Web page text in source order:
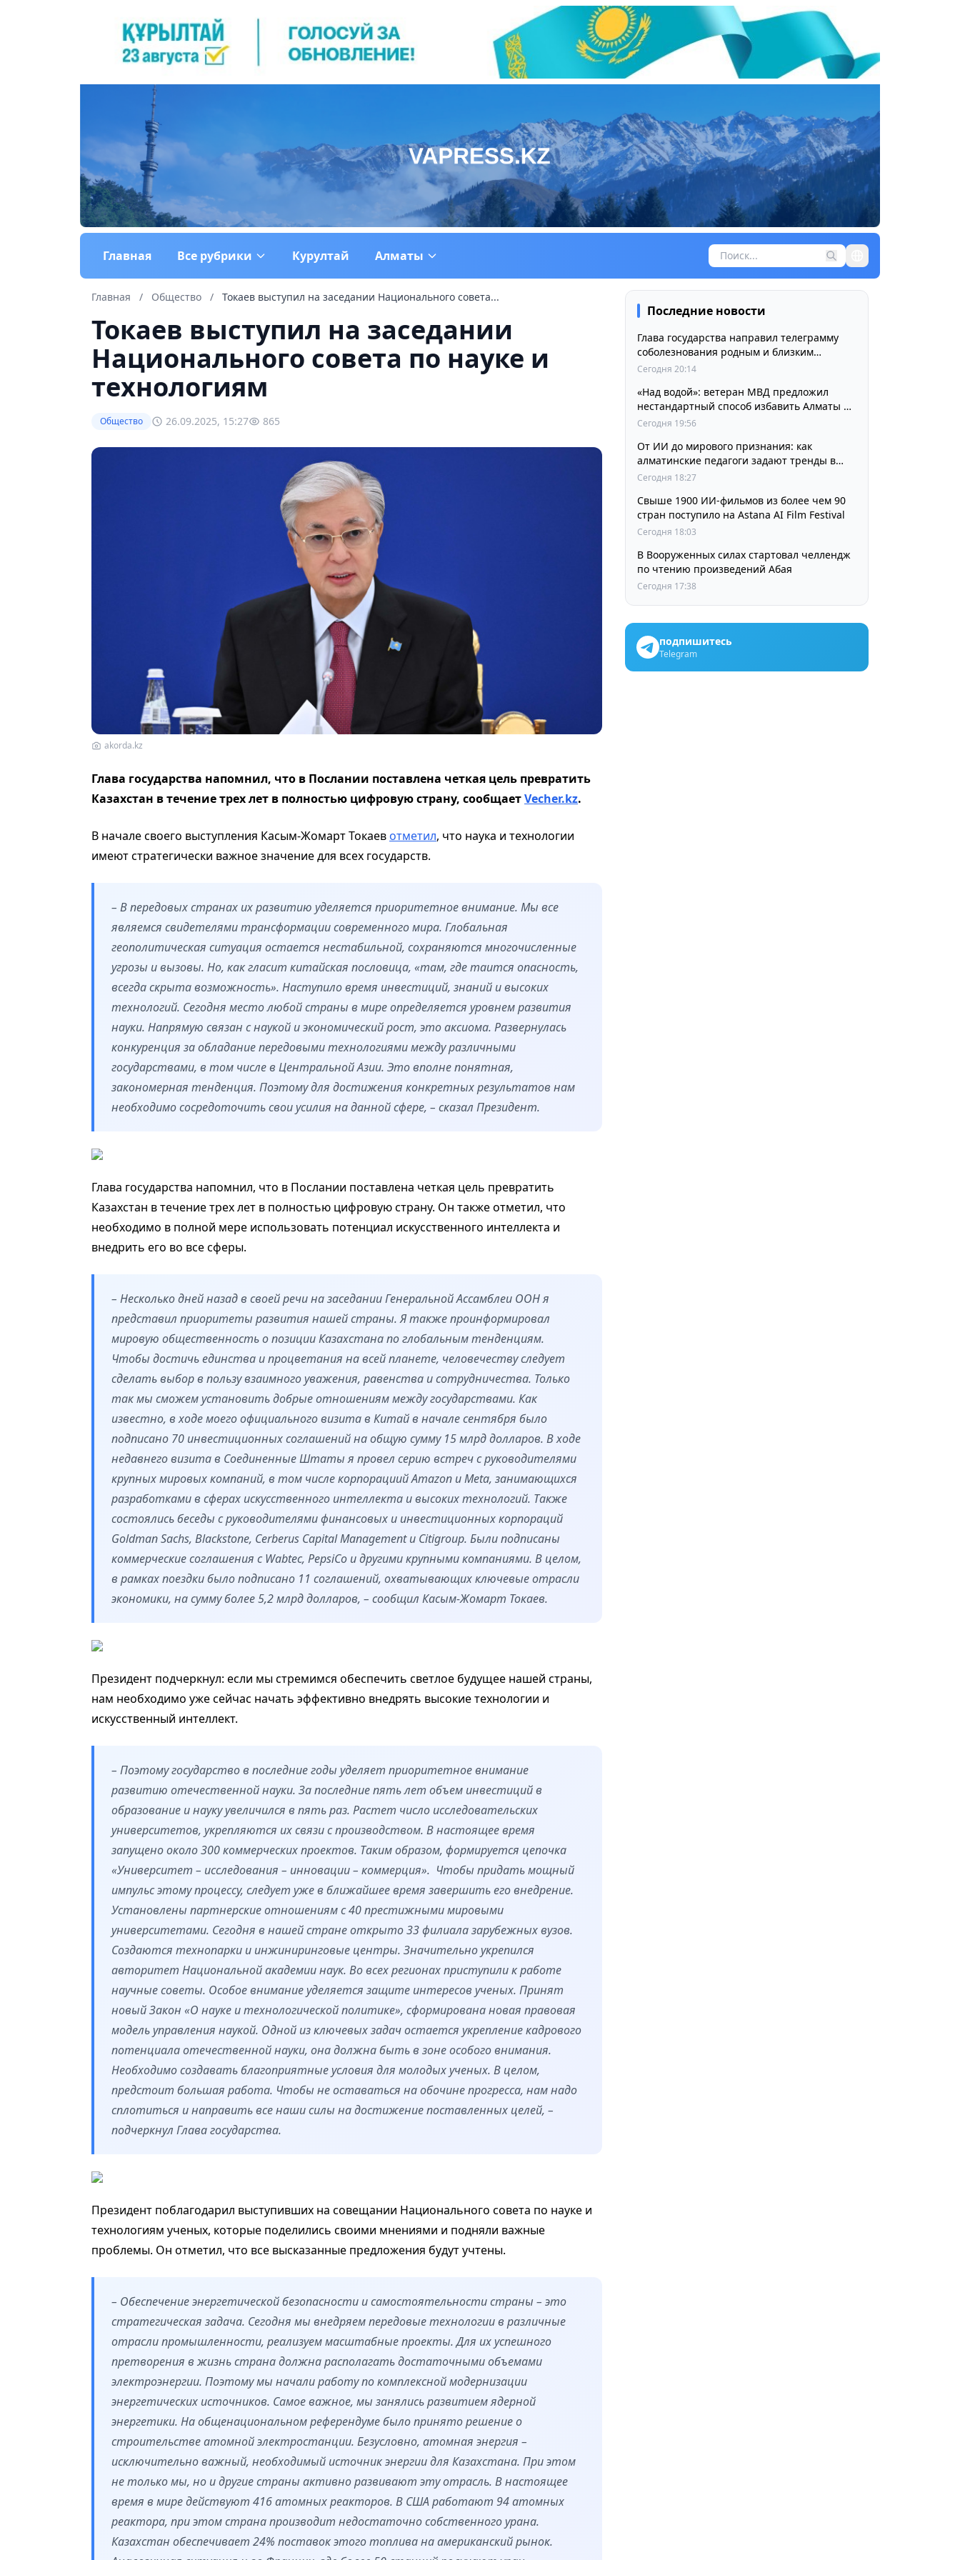
Главная Все рубрики Курултай Алматы
Главная / Общество / Токаев выступил на заседании Национального совета...
Токаев выступил на заседании
Национального совета по науке и
технологиям
Общество 26.09.2025, 15:27 865
akorda.kz
Глава государства напомнил, что в Послании поставлена четкая цель превратить
Казахстан в течение трех лет в полностью цифровую страну, сообщаетVecher.kz.
В начале своего выступления Касым-Жомарт Токаев отметил, что наука и технологии
имеют стратегически важное значение для всех государств.
– В передовых странах их развитию уделяется приоритетное внимание. Мы все
являемся свидетелями трансформации современного мира. Глобальная
геополитическая ситуация остается нестабильной, сохраняются многочисленные
угрозы и вызовы. Но, как гласит китайская пословица, «там, где таится опасность,
всегда скрыта возможность». Наступило время инвестиций, знаний и высоких
технологий. Сегодня место любой страны в мире определяется уровнем развития
науки. Напрямую связан с наукой и экономический рост, это аксиома. Развернулась
конкуренция за обладание передовыми технологиями между различными
государствами, в том числе в Центральной Азии. Это вполне понятная,
закономерная тенденция. Поэтому для достижения конкретных результатов нам
необходимо сосредоточить свои усилия на данной сфере, – сказал Президент.
Глава государства напомнил, что в Послании поставлена четкая цель превратить
Казахстан в течение трех лет в полностью цифровую страну. Он также отметил, что
необходимо в полной мере использовать потенциал искусственного интеллекта и
внедрить его во все сферы.
– Несколько дней назад в своей речи на заседании Генеральной Ассамблеи ООН я
представил приоритеты развития нашей страны. Я также проинформировал
мировую общественность о позиции Казахстана по глобальным тенденциям.
Чтобы достичь единства и процветания на всей планете, человечеству следует
сделать выбор в пользу взаимного уважения, равенства и сотрудничества. Только
так мы сможем установить добрые отношениям между государствами. Как
известно, в ходе моего официального визита в Китай в начале сентября было
подписано 70 инвестиционных соглашений на общую сумму 15 млрд долларов. В ходе
недавнего визита в Соединенные Штаты я провел серию встреч с руководителями
крупных мировых компаний, в том числе корпорациий Amazon и Meta, занимающихся
разработками в сферах искусственного интеллекта и высоких технологий. Также
состоялись беседы с руководителями финансовых и инвестиционных корпораций
Goldman Sachs, Blackstone, Cerberus Capital Management и Citigroup. Были подписаны
коммерческие соглашения с Wabtec, PepsiCo и другими крупными компаниями. В целом,
в рамках поездки было подписано 11 соглашений, охватывающих ключевые отрасли
экономики, на сумму более 5,2 млрд долларов, – сообщил Касым-Жомарт Токаев.
Президент подчеркнул: если мы стремимся обеспечить светлое будущее нашей страны,
нам необходимо уже сейчас начать эффективно внедрять высокие технологии и
искусственный интеллект.
– Поэтому государство в последние годы уделяет приоритетное внимание
развитию отечественной науки. За последние пять лет объем инвестиций в
образование и науку увеличился в пять раз. Растет число исследовательских
университетов, укрепляются их связи с производством. В настоящее время
запущено около 300 коммерческих проектов. Таким образом, формируется цепочка
«Университет – исследования – инновации – коммерция». Чтобы придать мощный
импульс этому процессу, следует уже в ближайшее время завершить его внедрение.
Установлены партнерские отношениям с 40 престижными мировыми
университетами. Сегодня в нашей стране открыто 33 филиала зарубежных вузов.
Создаются технопарки и инжиниринговые центры. Значительно укрепился
авторитет Национальной академии наук. Во всех регионах приступили к работе
научные советы. Особое внимание уделяется защите интересов ученых. Принят
новый Закон «О науке и технологической политике», сформирована новая правовая
модель управления наукой. Одной из ключевых задач остается укрепление кадрового
потенциала отечественной науки, она должна быть в зоне особого внимания.
Необходимо создавать благоприятные условия для молодых ученых. В целом,
предстоит большая работа. Чтобы не оставаться на обочине прогресса, нам надо
сплотиться и направить все наши силы на достижение поставленных целей, –
подчеркнул Глава государства.
Президент поблагодарил выступивших на совещании Национального совета по науке и
технологиям ученых, которые поделились своими мнениями и подняли важные
проблемы. Он отметил, что все высказанные предложения будут учтены.
– Обеспечение энергетической безопасности и самостоятельности страны – это
стратегическая задача. Сегодня мы внедряем передовые технологии в различные
отрасли промышленности, реализуем масштабные проекты. Для их успешного
претворения в жизнь страна должна располагать достаточными объемами
электроэнергии. Поэтому мы начали работу по комплексной модернизации
энергетических источников. Самое важное, мы занялись развитием ядерной
энергетики. На общенациональном референдуме было принято решение о
строительстве атомной электростанции. Безусловно, атомная энергия –
исключительно важный, необходимый источник энергии для Казахстана. При этом
не только мы, но и другие страны активно развивают эту отрасль. В настоящее
время в мире действуют 416 атомных реакторов. В США работают 94 атомных
реактора, при этом страна производит недостаточно собственного урана.
Казахстан обеспечивает 24% поставок этого топлива на американский рынок.
Последние новости
Глава государства направил телеграмму
соболезнования родным и близким
выдающегося кинорежиссера Ардака
Сегодня 20:14
«Над водой»: ветеран МВД предложил
нестандартный способ избавить Алматы от
пробок и смога
Сегодня 19:56
От ИИ до мирового признания: как
алматинские педагоги задают тренды в
изучении языков
Сегодня 18:27
Свыше 1900 ИИ-фильмов из более чем 90
стран поступило на Astana AI Film Festival
Сегодня 18:03
В Вооруженных силах стартовал челлендж
по чтению произведений Абая
Сегодня 17:38
подпишитесь
Telegram